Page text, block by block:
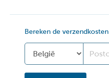
Bereken de verzendkosten